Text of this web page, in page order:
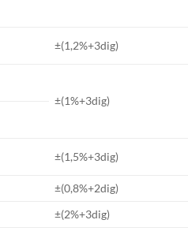
±(1,2%+3dig)
±(1%+3dig)
±(1,5%+3dig)
±(0,8%+2dig)
±(2%+3dig)